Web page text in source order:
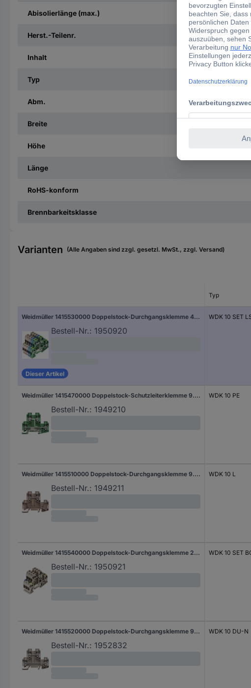
Abisolierlänge (max.)
Herst.-Teilenr.
Inhalt
Typ
Abm.
Breite
Höhe
Länge
RoHS-konform
Brennbarkeitsklasse
Varianten (Alle Angaben sind zzgl. gesetzl. MwSt., zzgl. Versand)
Typ
Weidmüller 1415530000 Doppelstock-Durchgangsklemme 49.50 mm Schrauben Beige 1 St.
Bestell-Nr.: 1950920
Dieser Artikel
WDK 10 SET
Weidmüller 1415470000 Doppelstock-Schutzleiterklemme 9.90 mm Schrauben Grün, Gelb 50 St.
Bestell-Nr.: 1949210
WDK 10 PE
Weidmüller 1415510000 Doppelstock-Durchgangsklemme 9.90 mm Schrauben Beige 50 St.
Bestell-Nr.: 1949211
WDK 10 L
Weidmüller 1415540000 Doppelstock-Durchgangsklemme 29.70 mm Schrauben Beige 1 St.
Bestell-Nr.: 1950921
WDK 10 SET
Weidmüller 1415520000 Doppelstock-Durchgangsklemme 9.90 mm Schrauben Beige 50 St.
Bestell-Nr.: 1952832
WDK 10 DU-N